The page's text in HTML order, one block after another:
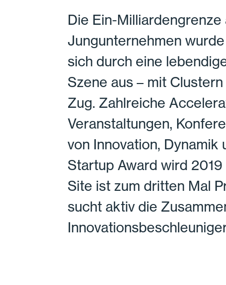
Die Ein-
Jungunternehmen
sich durch eine
Szene aus – mit
Zug. Zahlreiche
Veranstaltungen,
von Innovation, Dynamik
Startup Award wird
Site ist zum dritten Mal
sucht aktiv die